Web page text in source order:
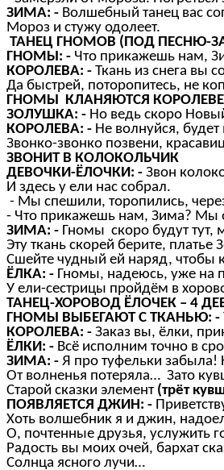
ЗИМА: - Волшебный танец вас
Мороз и стужу одолеет.
ТАНЕЦ ГНОМОВ (ПОД ПЕСНЮ-
ГНОМЫ: - Что прикажешь нам,
КОРОЛЕВА: - Ткань из снега вы
Да быстрей, поторопитесь, не
ГНОМЫ КЛАНЯЮТСЯ КОРОЛЕВЕ
ЗОЛУШКА: - Но ведь скоро
КОРОЛЕВА: - Не волнуйся,
Звонко-звонко позвени,
ЗВОНИТ В КОЛОКОЛЬЧИК
ДЕВОЧКИ-ЁЛОЧКИ: - Звон
И здесь у ели нас собрал.
- Мы спешили, торопились,
- Что прикажешь нам, Зима? Мы
ЗИМА: - Гномы скоро будут тут,
Эту ткань скорей берите, платье
Сшейте чудный ей наряд, чтобы
ЁЛКА: - Гномы, надеюсь, уже на
У ели-сестрицы пройдём в
ТАНЕЦ-ХОРОВОД ЁЛОЧЕК – 4
ГНОМЫ ВЫБЕГАЮТ С ТКАНЬЮ: -
КОРОЛЕВА: - Заказ вы, ёлки,
ЁЛКИ: - Всё исполним точно в
ЗИМА: - Я про туфельки забыла!
От волненья потеряла… Зато
Старой сказки элемент (трёт
ПОЯВЛЯЕТСЯ ДЖИН: -
Хоть волшебник я и джин,
О, почтенные друзья, услужить
Радость вы моих очей, бархат
Солнца ясного лучи…